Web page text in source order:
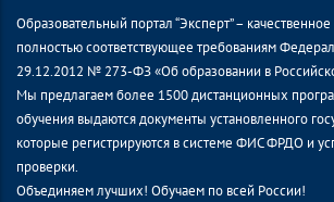
Образовательный портал “Эксперт” –
полностью соответствующее требованиям
29.12.2012 № 273-ФЗ «Об образовании в
Мы предлагаем более 1500 дистанционных
обучения выдаются документы установленного
которые регистрируются в системе ФИС ФРДО и
проверки.
Объединяем лучших! Обучаем по всей России!